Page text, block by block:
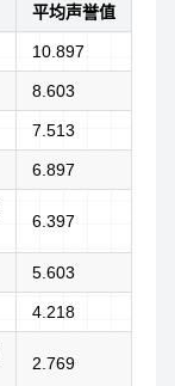
平均声誉值
10.897
8.603
7.513
6.897
6.397
5.603
4.218
2.769